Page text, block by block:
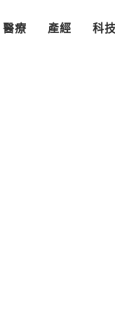
醫療 產經 科